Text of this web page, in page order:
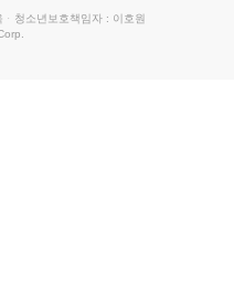
· 청소년보호책임자 : 이호원